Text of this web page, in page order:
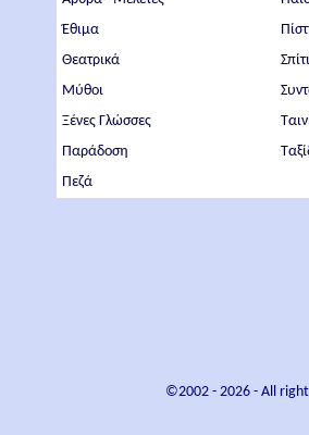
Έθιμα
Θεατρικά
Μύθοι
Ξένες Γλώσσες
Παράδοση
Πεζά
Σπίτι
©2002 - 2026- All